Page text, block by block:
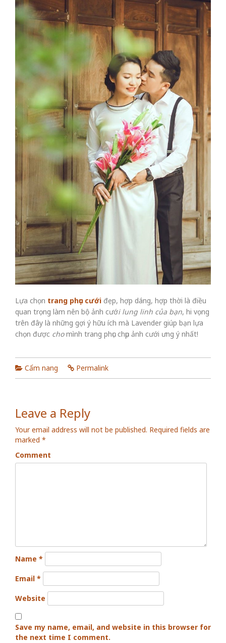
Lựa chọn trang phục cưới đẹp, hợp dáng, hợp thời là điều
quan trọng làm nên bộ ảnh cưới lung linh của bạn, hi vọng
trên đây là những gợi ý hữu ích mà Lavender giúp bạn lựa
chọn được chomình trang phục chụp ảnh cưới ưng ý nhất!
Cẩm nang Permalink
Leave a Reply
Your email address will not be published. Required fields are
marked *
Comment
Name *
Email *
Website
Save my name, email, and website in this browser for
the next time I comment.